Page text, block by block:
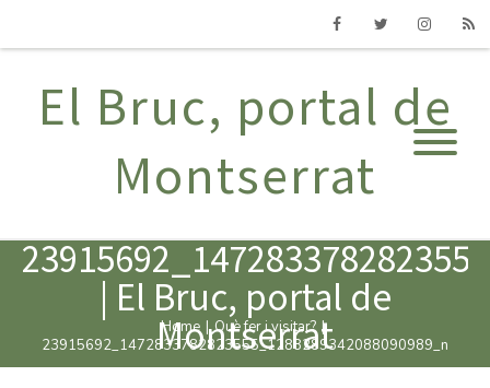
El Bruc, portal de
Montserrat
| El Bruc, portal de
Montserrat
Home Què fer i visitar? |
23915692_1472833782823555_1288289342088090989_n